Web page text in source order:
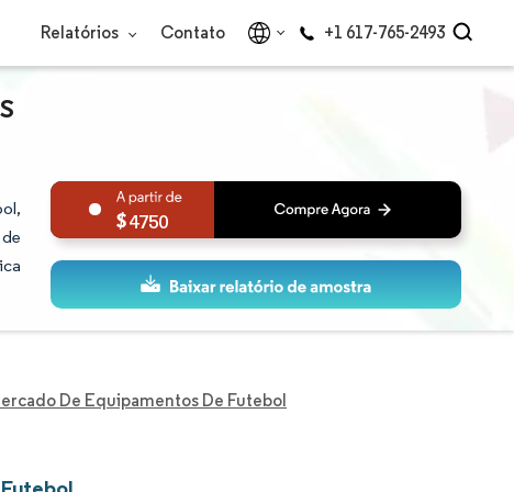
Relatórios Contato +1 617-765-2493
4750
De Equipamentos De Futebol